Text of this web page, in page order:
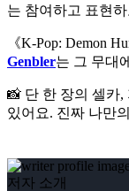
는 참여하고 표현
《K-Pop: Demon
Genbler는 그 무대
📸 단 한 장의 셀카
있어요. 진짜 나만
저자 소개